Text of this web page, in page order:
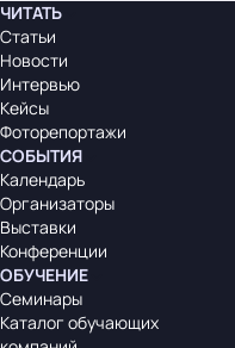
ЧИТАТЬ
Статьи
Новости
Интервью
Кейсы
Фоторепортажи
СОБЫТИЯ
Календарь
Организаторы
Выставки
Конференции
ОБУЧЕНИЕ
Семинары
Каталог обучающих